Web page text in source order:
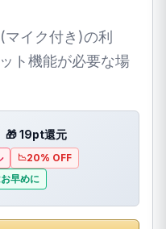
イク付き)の利
ト機能が必要な場
🎁 19pt還元
20% OFF
早めに